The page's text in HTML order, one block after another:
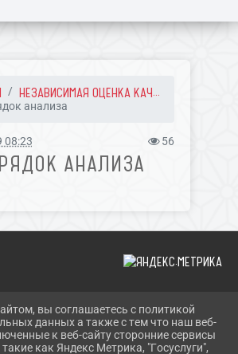
НЕЗАВИСИМАЯ ОЦЕНКА КАЧ...
анализа
08:23 56
АНАЛИЗА
вы соглашаетесь с политикой
данных а также с тем что наш веб-
к веб-сайту сторонние сервисы
как Яндекс Метрика, "Госуслуги",